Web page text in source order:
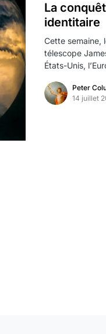
La
identitaire
Cette semaine,
télescope
États-Unis,
Peter
14 juillet